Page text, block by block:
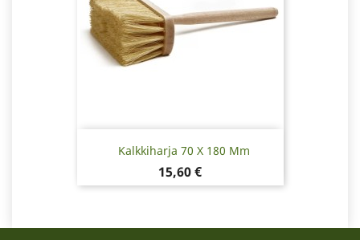
Kalkkiharja 70 X 180 Mm
Hinta
15,60 €